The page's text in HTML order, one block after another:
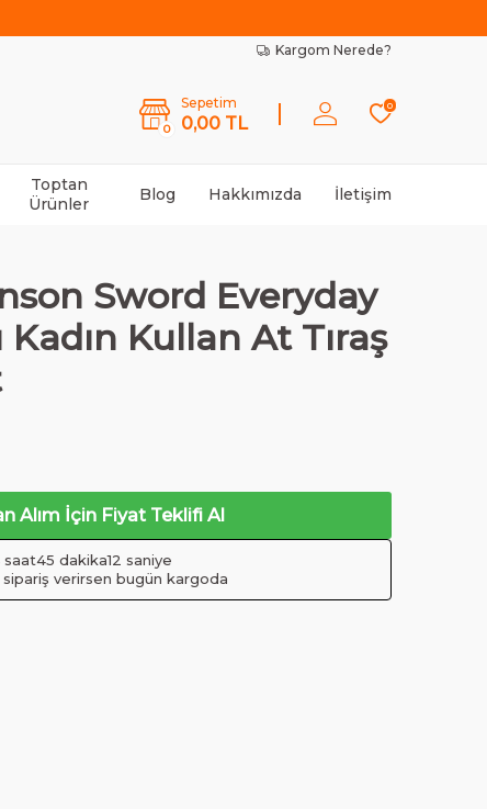
Kargom Nerede?
0
Sepetim
0,00 TL
0
Toptan
Ürünler
Blog Hakkımızda İletişim
Sword Everyday
Kadın Kullan At Tıraş
Alım İçin Fiyat Teklifi Al
saat45 dakika11 saniye
verirsen bugün kargoda